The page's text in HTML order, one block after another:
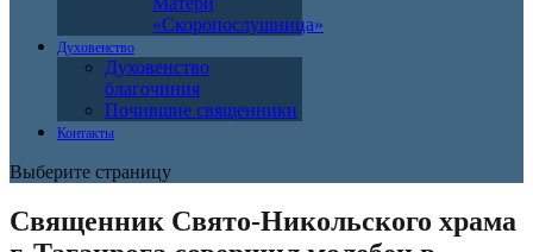
«Скоропослушница»
Духовенство
Духовенство
благочиния
Почившие священники
Контакты
Выберите страницу
Священник Свято-Никольского храма